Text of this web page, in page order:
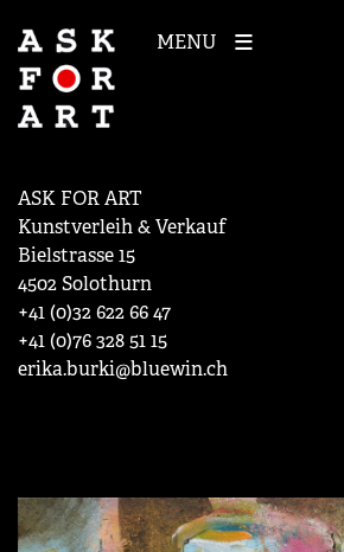
MENU
ASK FOR ART
Kunstverleih & Verkauf
Bielstrasse 15
4502 Solothurn
+41 (0)32 622 66 47
+41 (0)76 328 51 15
erika.burki@bluewin.ch